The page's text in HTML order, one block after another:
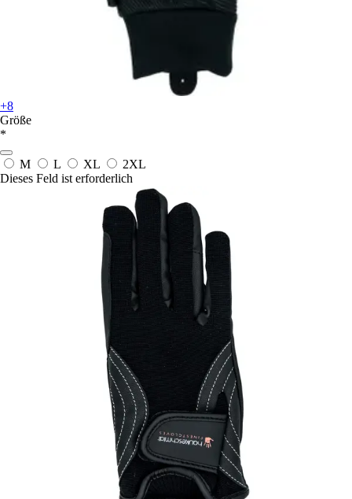
+8
Größe
*
M L XL
2XL
Dieses Feld ist erforderlich